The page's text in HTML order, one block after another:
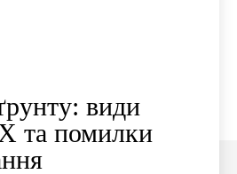
види
та помилки